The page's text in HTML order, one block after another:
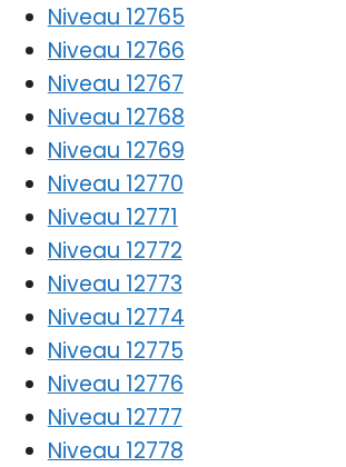
Niveau 12765
Niveau 12766
Niveau 12767
Niveau 12768
Niveau 12769
Niveau 12770
Niveau 12771
Niveau 12772
Niveau 12773
Niveau 12774
Niveau 12775
Niveau 12776
Niveau 12777
Niveau 12778